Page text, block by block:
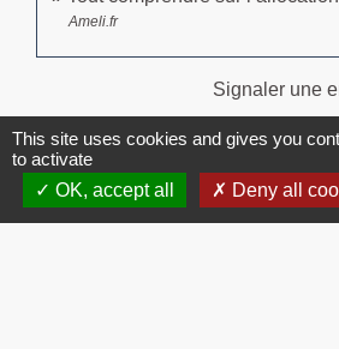
Ameli.fr
Signaler une
This site uses cookies and gives you
to activate
OK, accept all
Deny all